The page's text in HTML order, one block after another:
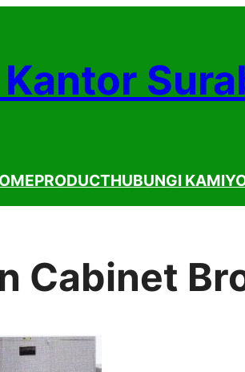
Kantor
PRODUCTHUBUNGI KAMI
Cabinet